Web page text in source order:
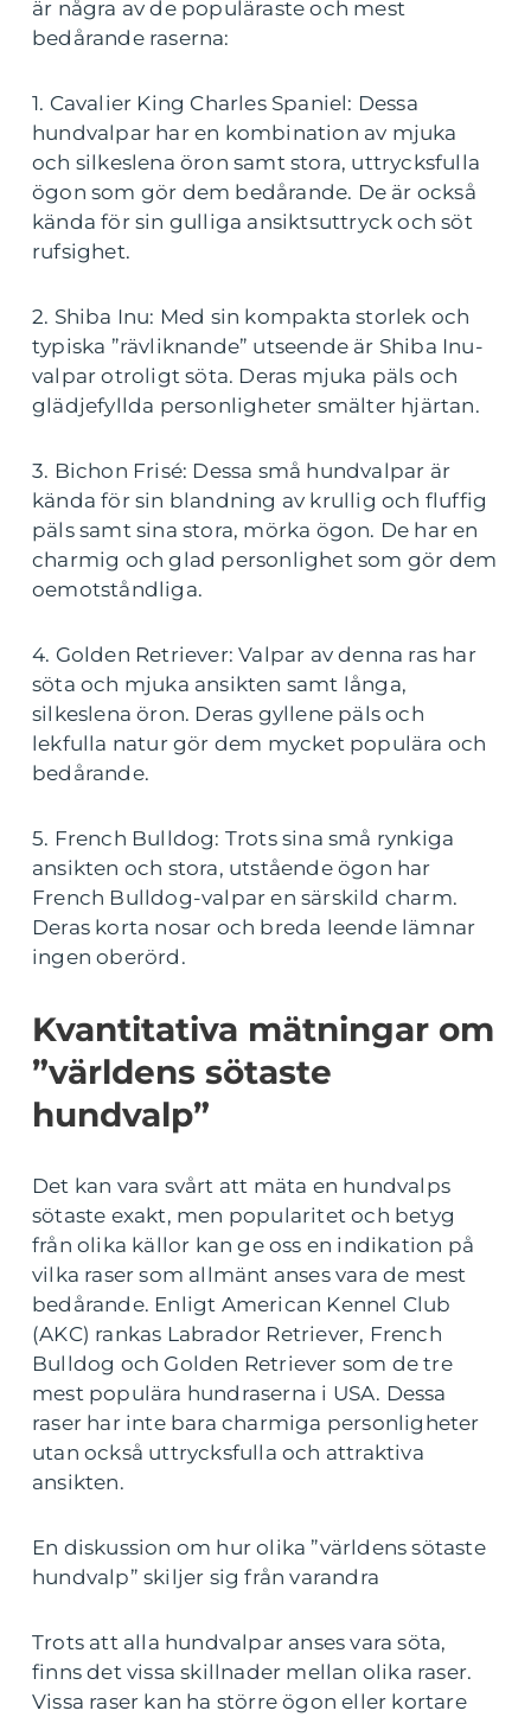
är några av de populäraste och mest
bedårande raserna:
1. Cavalier King Charles Spaniel: Dessa
hundvalpar har en kombination av mjuka
och silkeslena öron samt stora, uttrycksfulla
ögon som gör dem bedårande. De är också
kända för sin gulliga ansiktsuttryck och söt
rufsighet.
2. Shiba Inu: Med sin kompakta storlek och
typiska ”rävliknande” utseende är Shiba Inu-
valpar otroligt söta. Deras mjuka päls och
glädjefyllda personligheter smälter hjärtan.
3. Bichon Frisé: Dessa små hundvalpar är
kända för sin blandning av krullig och fluffig
päls samt sina stora, mörka ögon. De har en
charmig och glad personlighet som gör dem
oemotståndliga.
4. Golden Retriever: Valpar av denna ras har
söta och mjuka ansikten samt långa,
silkeslena öron. Deras gyllene päls och
lekfulla natur gör dem mycket populära och
bedårande.
5. French Bulldog: Trots sina små rynkiga
ansikten och stora, utstående ögon har
French Bulldog-valpar en särskild charm.
Deras korta nosar och breda leende lämnar
ingen oberörd.
Kvantitativa mätningar om
”världens sötaste
hundvalp”
Det kan vara svårt att mäta en hundvalps
sötaste exakt, men popularitet och betyg
från olika källor kan ge oss en indikation på
vilka raser som allmänt anses vara de mest
bedårande. Enligt American Kennel Club
(AKC) rankas Labrador Retriever, French
Bulldog och Golden Retriever som de tre
mest populära hundraserna i USA. Dessa
raser har inte bara charmiga personligheter
utan också uttrycksfulla och attraktiva
ansikten.
En diskussion om hur olika ”världens sötaste
hundvalp” skiljer sig från varandra
Trots att alla hundvalpar anses vara söta,
finns det vissa skillnader mellan olika raser.
Vissa raser kan ha större ögon eller kortare